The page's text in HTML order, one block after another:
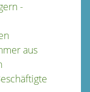
-
aus